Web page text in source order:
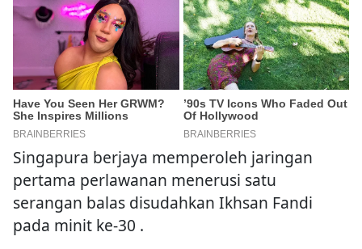
Singapura berjaya memperoleh jaringan
pertama perlawanan menerusi satu
serangan balas disudahkan Ikhsan Fandi
pada minit ke-30 .